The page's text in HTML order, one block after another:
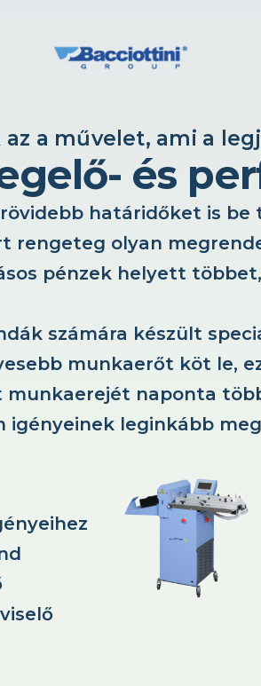
a művelet, ami a
és
határidőket is
rengeteg olyan
pénzek helyett
számára készült
munkaerőt köt le,
naponta
igényeinek leginkább